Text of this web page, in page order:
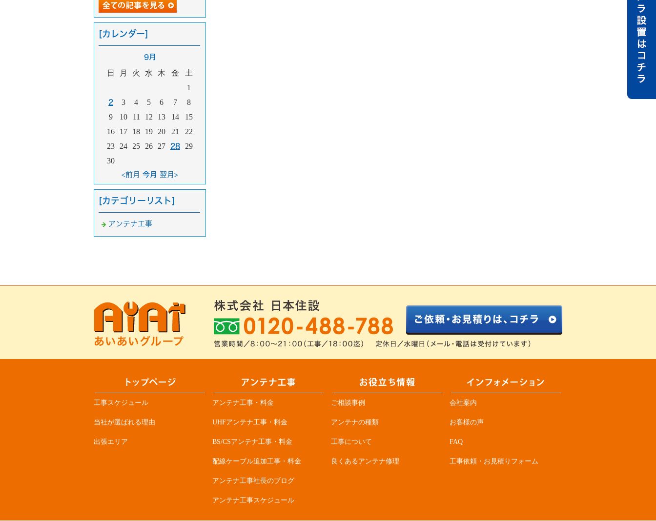
[カレンダー]
9月
日 月 火 水 木 金
土
1
2 3 4 5 6 7
8
9
10 11 12 13 14
15
16
17 18 19 20 21
22
23
24 25 26 27 28
29
30
<前月 今月 翌月>
[カテゴリーリスト]
アンテナ工事
工事スケジュール
当社が選ばれる理由
出張エリア
アンテナ工事・料金
UHFアンテナ工事・料金
BS/CSアンテナ工事・料金
配線ケーブル追加工事・料金
アンテナ工事社長のブログ
アンテナ工事スケジュール
ご相談事例
アンテナの種類
工事について
良くあるアンテナ修理
会社案内
お客様の声
FAQ
工事依頼・お見積りフォーム